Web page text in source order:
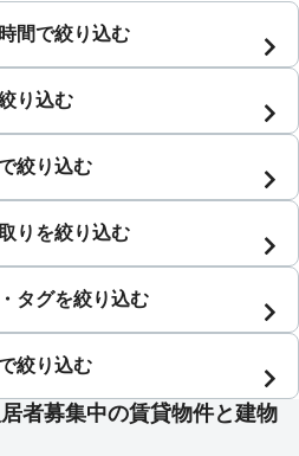
間で絞り込む
り込む
絞り込む
りを絞り込む
タグを絞り込む
絞り込む
者募集中の賃貸物件と建物